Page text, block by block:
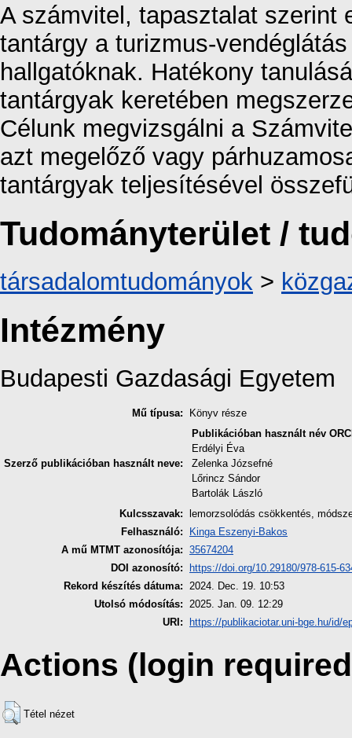
A számvitel, tapasztalat szerint
tantárgy a turizmus-
hallgatóknak. Hatékony
tantárgyak keretében
Célunk megvizsgálni a
azt megelőző vagy
tantárgyak teljesítésével
Tudományterület /
társadalomtudományok >
Intézmény
Budapesti Gazdasági Egyetem
Mű típusa: Könyv része
Szerző publikációban használt neve:
Publikációban használt név
Erdélyi Éva
Zelenka Józsefné
Lőrincz Sándor
Bartolák László
Kulcsszavak:
lemorzsolódás csökkentés,
Felhasználó:
Kinga Eszenyi-Bakos
A mű MTMT azonosítója: 35674204
DOI azonosító:
https://doi.org/10.29180/978-615-
Rekord készítés dátuma: 2024. Dec. 19. 10:53
Utolsó módosítás: 2025. Jan. 09. 12:29
URI:
https://publikaciotar.uni-bge.hu/id/
Actions (login
Tétel nézet